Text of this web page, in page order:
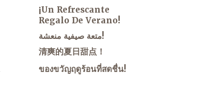
¡Un Refrescante
Regalo De Verano!
متعة صيفية منعشة!
清爽的夏日甜点！
ของขวัญฤดูร้อนที่สดชื่น!